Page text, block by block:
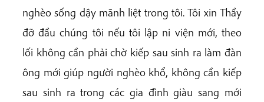
nghèo sống dậy mãnh liệt trong tôi. Tôi xin Thầy
đỡ đầu chúng tôi nếu tôi lập ni viện mới, theo
lối không cần phải chờ kiếp sau sinh ra làm đàn
ông mới giúp người nghèo khổ, không cần kiếp
sau sinh ra trong các gia đình giàu sang mới